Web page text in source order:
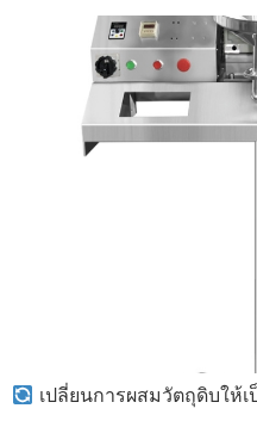
เปลี่ยนการผสมวัตถุดิบให้